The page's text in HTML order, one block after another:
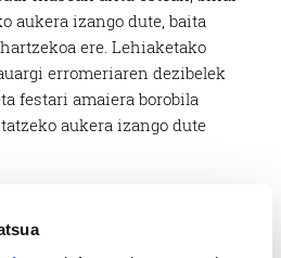
aukera izango dute, baita
ere. Lehiaketako
erromeriaren dezibelek
festari amaiera borobila
aukera izango dute